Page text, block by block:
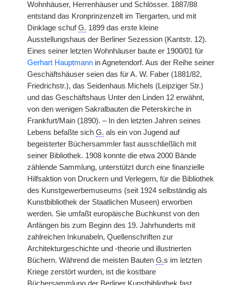
Wohnhäuser, Herrenhäuser und Schlösser. 1887/88
entstand das Kronprinzenzelt im Tiergarten, und mit
Dinklage schufG. 1899 das erste kleine
Ausstellungshaus der Berliner Sezession (Kantstr. 12).
Eines seiner letzten Wohnhäuser baute er 1900/01 für
Gerhart Hauptmann in Agnetendorf. Aus der Reihe seiner
Geschäftshäuser seien das für A. W. Faber (1881/82,
Friedrichstr.), das Seidenhaus Michels (Leipziger Str.)
und das Geschäftshaus Unter den Linden 12 erwähnt,
von den wenigen Sakralbauten die Peterskirche in
Frankfurt/Main (1890). – In den letzten Jahren seines
Lebens befaßte sich G. als ein von Jugend auf
begeisterter Büchersammler fast ausschließlich mit
seiner Bibliothek. 1908 konnte die etwa 2000 Bände
zählende Sammlung, unterstützt durch eine finanzielle
Hilfsaktion von Druckern und Verlegern, für die Bibliothek
des Kunstgewerbemuseums (seit 1924 selbständig als
Kunstbibliothek der Staatlichen Museen) erworben
werden. Sie umfaßt europäische Buchkunst von den
Anfängen bis zum Beginn des 19. Jahrhunderts mit
zahlreichen Inkunabeln, Quellenschriften zur
Architekturgeschichte und -theorie und illustrierten
Büchern. Während die meisten Bauten G.s im letzten
Kriege zerstört wurden, ist die kostbare